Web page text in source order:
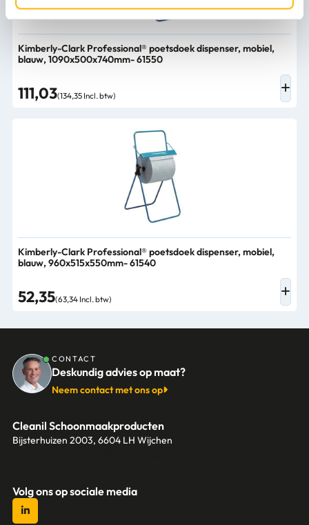
Kimberly-Clark Professional® poetsdoek dispenser, mobiel,
blauw, 1090x500x740mm- 61550
111,03(134,35 Incl. btw)
Kimberly-Clark Professional® poetsdoek dispenser, mobiel,
blauw, 960x515x550mm- 61540
52,35(63,34 Incl. btw)
CONTACT
Deskundig advies op maat?
Neem contact met ons op
Cleanil Schoonmaakproducten
Bijsterhuizen 2003, 6604 LH Wijchen
Volg ons op sociale media